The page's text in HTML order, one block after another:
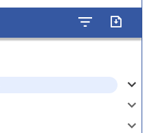
Ouvrir
la
générales
Ouvrir
la
Ouvrir